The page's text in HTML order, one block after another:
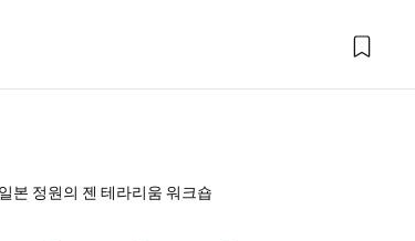
본 정원의 젠 테라리움 워크숍